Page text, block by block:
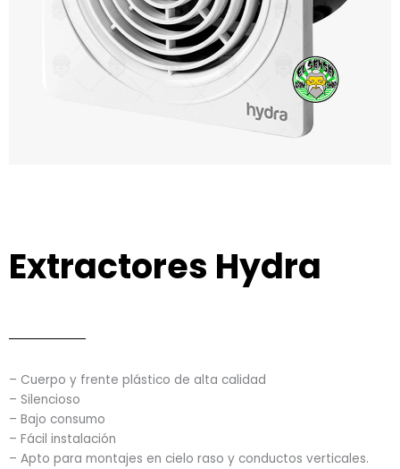
Extractores Hydra
– Cuerpo y frente plástico de alta calidad
– Silencioso
– Bajo consumo
– Fácil instalación
– Apto para montajes en cielo raso y conductos verticales.